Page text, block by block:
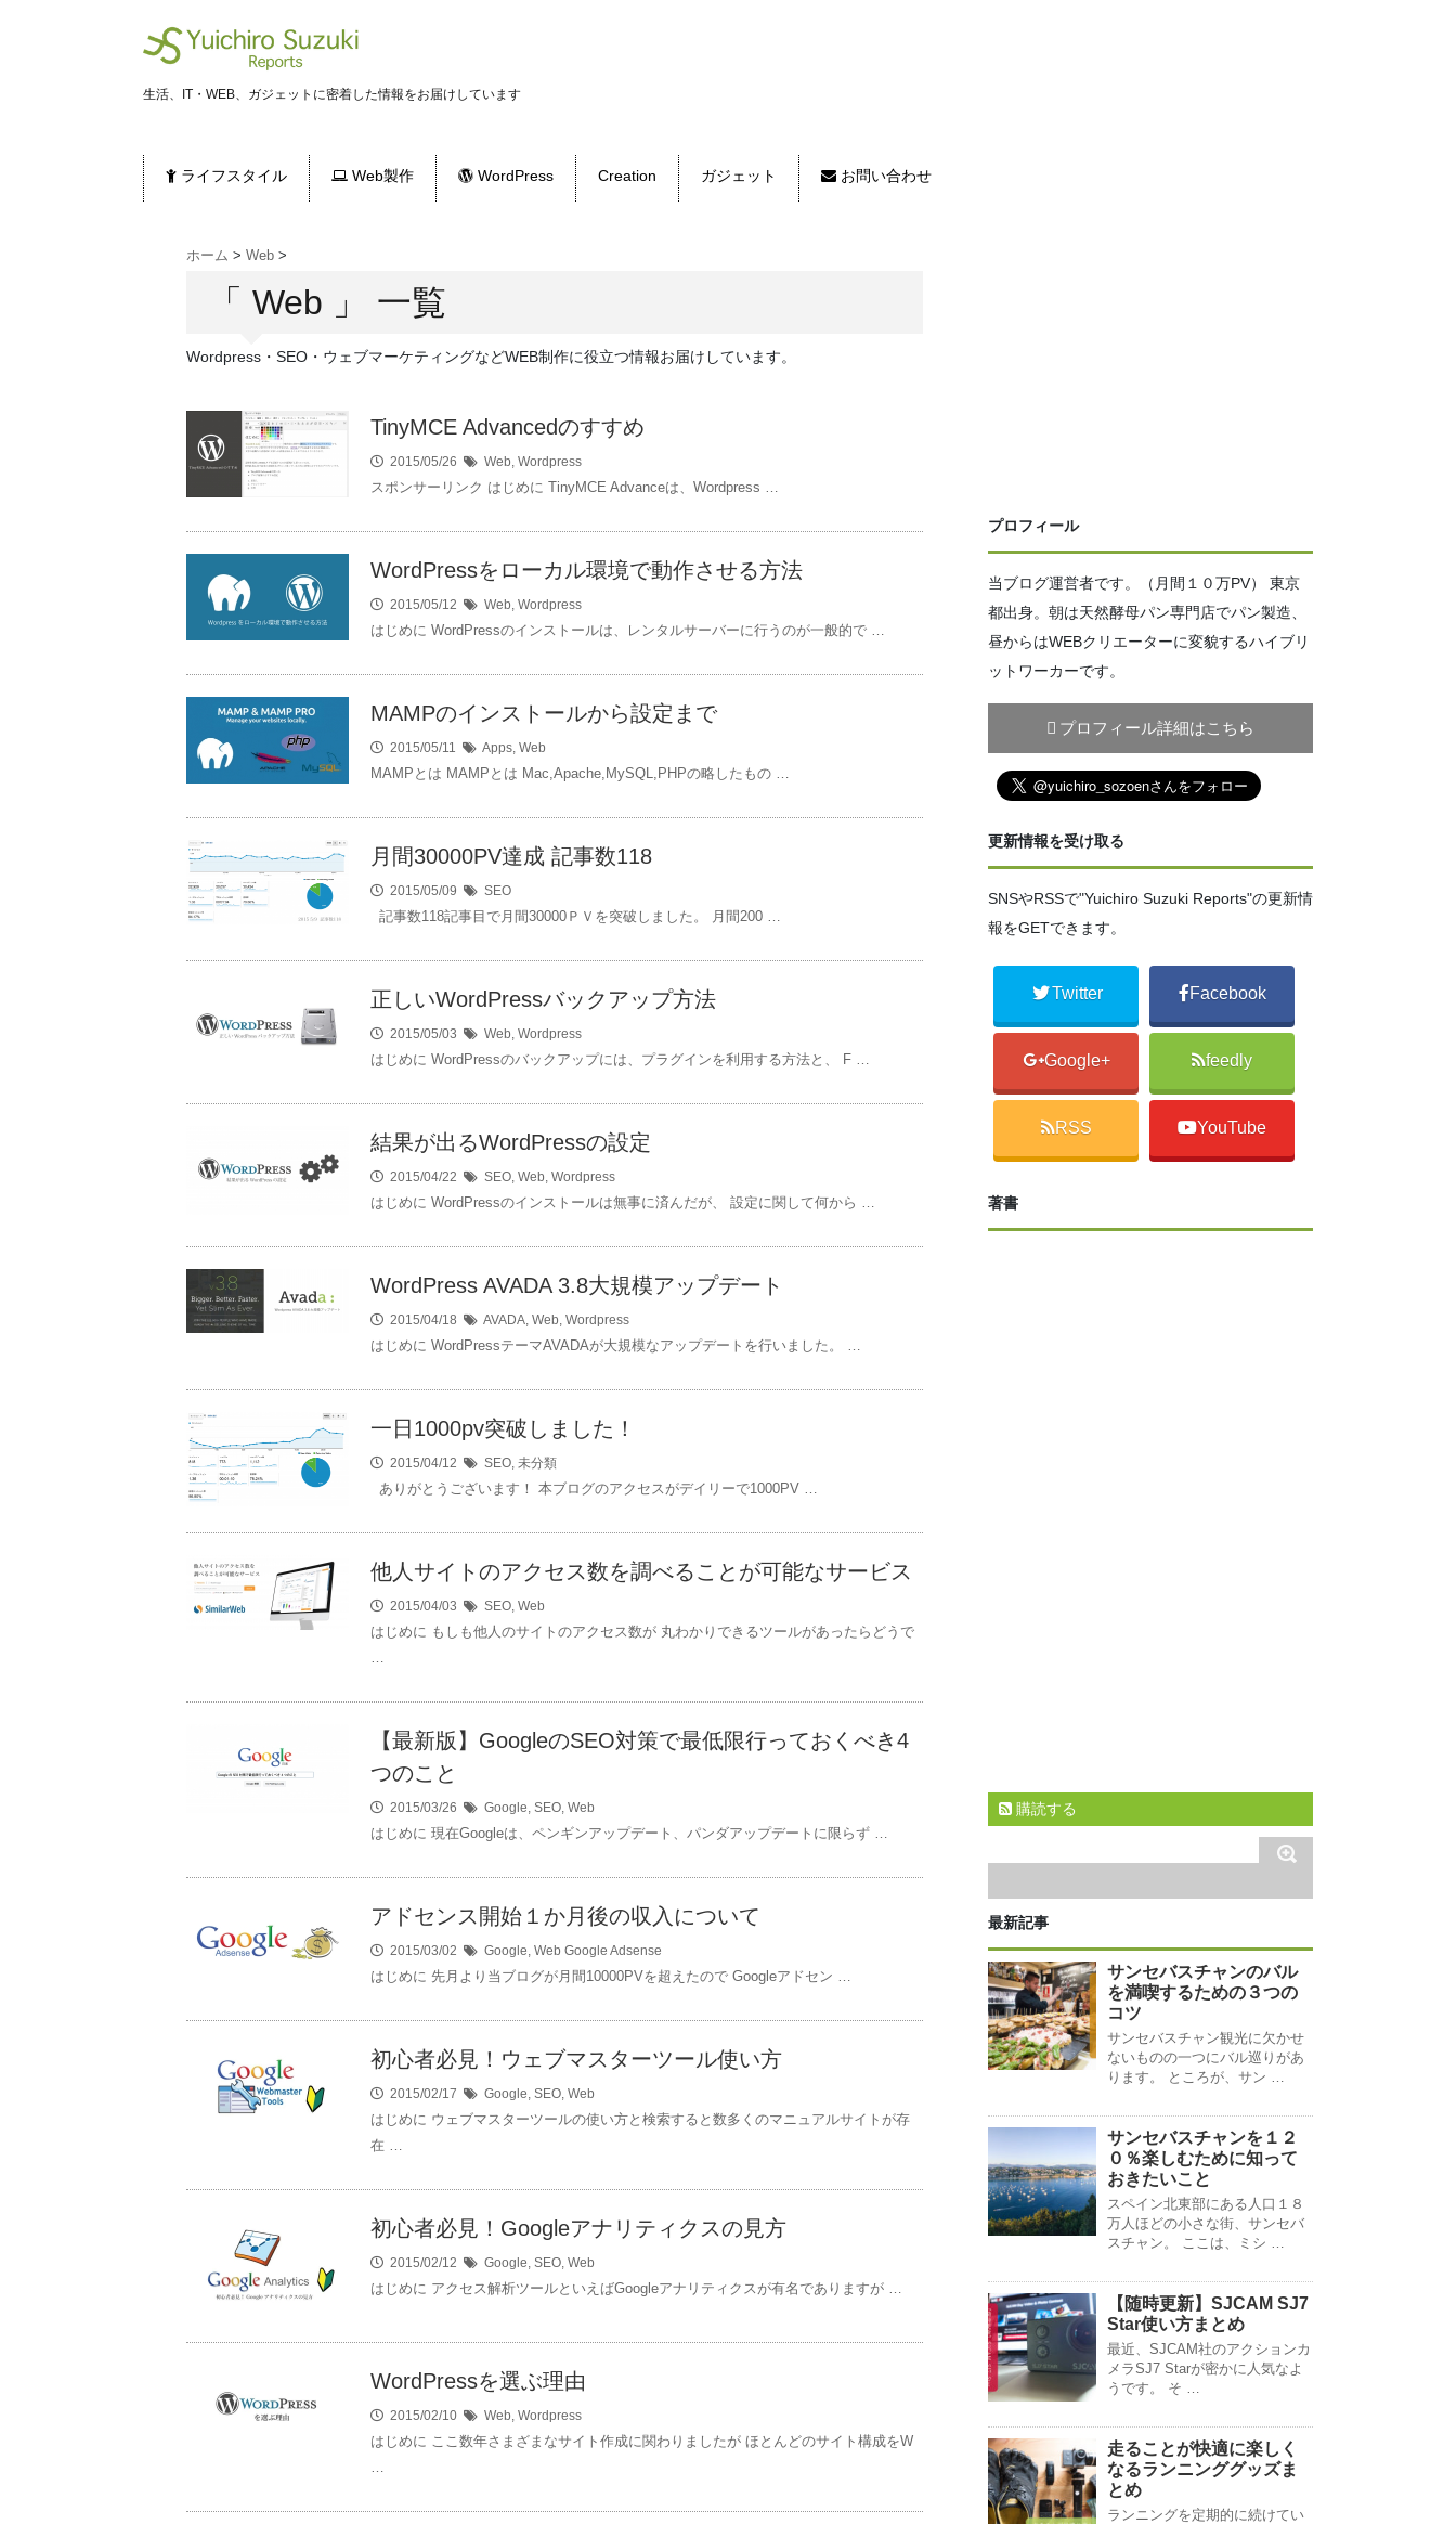
生活、IT・WEB、ガジェットに密着した情報をお届けしています
ライフスタイル Web製作 WordPress Creation ガジェット お問い合わせ
ホーム > Web >
「 Web 」 一覧
Wordpress・SEO・ウェブマーケティングなどWEB制作に役立つ情報お届けしています。
TinyMCE Advancedのすすめ
2015/05/26 Web, Wordpress
スポンサーリンク はじめに TinyMCE Advanceは、Wordpress …
WordPressをローカル環境で動作させる方法
2015/05/12 Web, Wordpress
はじめに WordPressのインストールは、レンタルサーバーに行うのが一般的で …
MAMPのインストールから設定まで
2015/05/11 Apps, Web
MAMPとは MAMPとは Mac,Apache,MySQL,PHPの略したもの …
月間30000PV達成 記事数118
2015/05/09 SEO
記事数118記事目で月間30000ＰＶを突破しました。 月間200 …
正しいWordPressバックアップ方法
2015/05/03 Web, Wordpress
はじめに WordPressのバックアップには、プラグインを利用する方法と、 F …
結果が出るWordPressの設定
2015/04/22 SEO, Web, Wordpress
はじめに WordPressのインストールは無事に済んだが、 設定に関して何から …
WordPress AVADA 3.8大規模アップデート
2015/04/18 AVADA, Web, Wordpress
はじめに WordPressテーマAVADAが大規模なアップデートを行いました。 …
一日1000pv突破しました！
2015/04/12 SEO, 未分類
ありがとうございます！ 本ブログのアクセスがデイリーで1000PV …
他人サイトのアクセス数を調べることが可能なサービス
2015/04/03 SEO, Web
はじめに もしも他人のサイトのアクセス数が 丸わかりできるツールがあったらどうで
…
【最新版】GoogleのSEO対策で最低限行っておくべき4
つのこと
2015/03/26 Google, SEO, Web
はじめに 現在Googleは、ペンギンアップデート、パンダアップデートに限らず …
アドセンス開始１か月後の収入について
2015/03/02 Google, Web Google Adsense
はじめに 先月より当ブログが月間10000PVを超えたので Googleアドセン …
初心者必見！ウェブマスターツール使い方
2015/02/17 Google, SEO, Web
はじめに ウェブマスターツールの使い方と検索すると数多くのマニュアルサイトが存
在 …
初心者必見！Googleアナリティクスの見方
2015/02/12 Google, SEO, Web
はじめに アクセス解析ツールといえばGoogleアナリティクスが有名でありますが …
WordPressを選ぶ理由
2015/02/10 Web, Wordpress
はじめに ここ数年さまざまなサイト作成に関わりましたが ほとんどのサイト構成をW
…
プロフィール
当ブログ運営者です。（月間１０万PV） 東京
都出身。朝は天然酵母パン専門店でパン製造、
昼からはWEBクリエーターに変貌するハイブリ
ットワーカーです。
プロフィール詳細はこちら
更新情報を受け取る
SNSやRSSで"Yuichiro Suzuki Reports"の更新情
報をGETできます。
Twitter Facebook
Google+ feedly
RSS YouTube
著書
購読する
最新記事
サンセバスチャンのバル
を満喫するための３つの
コツ
サンセバスチャン観光に欠かせ
ないものの一つにバル巡りがあ
ります。 ところが、サン …
サンセバスチャンを１２
０％楽しむために知って
おきたいこと
スペイン北東部にある人口１８
万人ほどの小さな街、サンセバ
スチャン。 ここは、ミシ …
【随時更新】SJCAM SJ7
Star使い方まとめ
最近、SJCAM社のアクションカ
メラSJ7 Starが密かに人気なよ
うです。 そ …
走ることが快適に楽しく
なるランニンググッズま
とめ
ランニングを定期的に続けてい